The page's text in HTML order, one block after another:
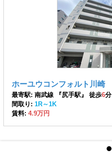
ホーユウコンフォルト川崎
最寄駅: 南武線 『尻手駅』 徒歩6分
間取り: 1R～1K
賃料: 4.9万円